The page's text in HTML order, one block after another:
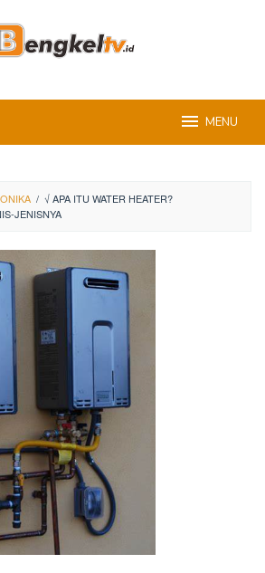
MENU
/ √ APA ITU WATER HEATER?
JENISNYA